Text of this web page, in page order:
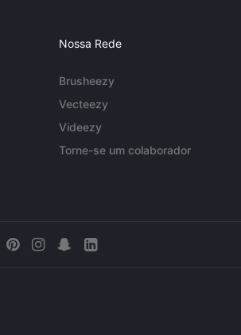
Nossa Rede
Brusheezy
Vecteezy
Videezy
Torne-se um colaborador